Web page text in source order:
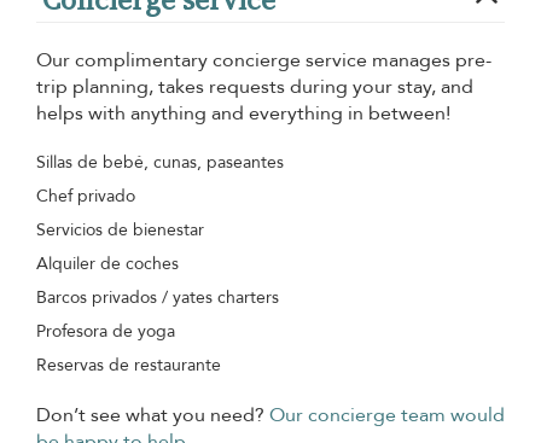
Our complimentary concierge service manages pre-
trip planning, takes requests during your stay, and
helps with anything and everything in between!
Sillas de bebé, cunas, paseantes
Chef privado
Servicios de bienestar
Alquiler de coches
Barcos privados / yates charters
Profesora de yoga
Reservas de restaurante
Don’t see what you need? Our concierge team would